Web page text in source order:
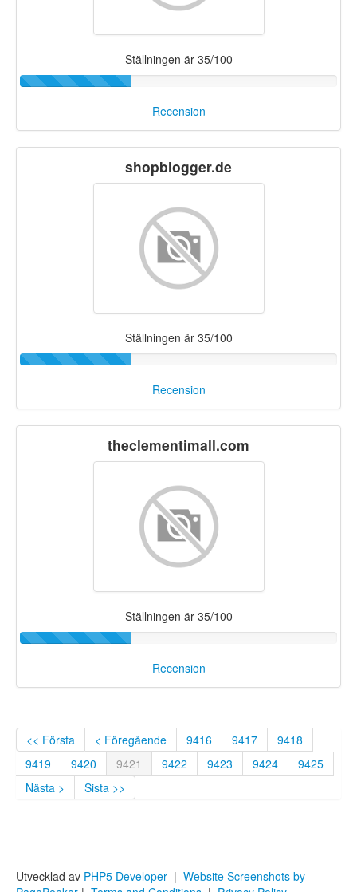
Ställningen är 35/100
Recension
shopblogger.de
Ställningen är 35/100
Recension
theclementimall.com
Ställningen är 35/100
Recension
<< Första < Föregående 9416 9417
9418
9419
9420 9421 9422 9423 9424
9425
Nästa >
Sista >>
Utvecklad av PHP5 Developer | Website Screenshots by